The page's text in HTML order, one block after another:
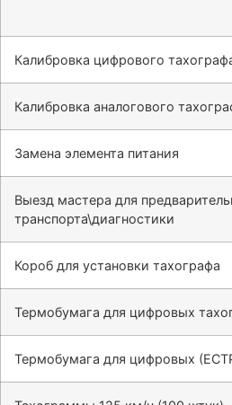
Калибровка цифрового
Калибровка аналогового
Замена элемента питания
Выезд мастера для
транспорта\диагностики
Короб для установки тахографа
Термобумага для цифровых
Термобумага для цифровых